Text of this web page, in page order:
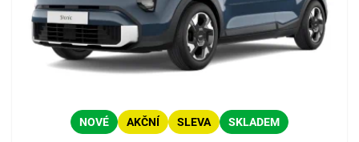
NOVÉ AKČNÍ SLEVA SKLADEM